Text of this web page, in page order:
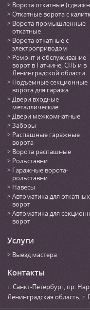
Ворота откатные
Откатные ворота с
Ворота промышленные
откатные
Ворота откатные с
электроприводом
Ремонт и обслуживание
ворот в Гатчине, СПБ и в
Ленинградской области
Подъемные секционные
ворота для гаража
Двери входные
металлические
Двери межкомнатные
Заборы
Распашные гаражные
ворота
Ворота распашные
Рольставни
Гаражные ворота-
рольставни
Навесы
Автоматика для откатных
ворот
Автоматика для
ворот
Услуги
Выезд мастера
Контакты
г. Санкт-Петербург, пр.
Ленинградская область, г.